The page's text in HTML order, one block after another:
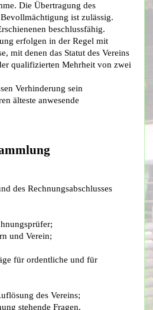
Die Übertragung des
ist zulässig.
beschlussfähig.
erfolgen in der Regel mit
mit denen das Statut des Vereins
qualifizierten Mehrheit von zwei
Verhinderung sein
älteste anwesende
des Rechnungsabschlusses
und Verein;
für ordentliche und für
des Vereins;
stehende Fragen.